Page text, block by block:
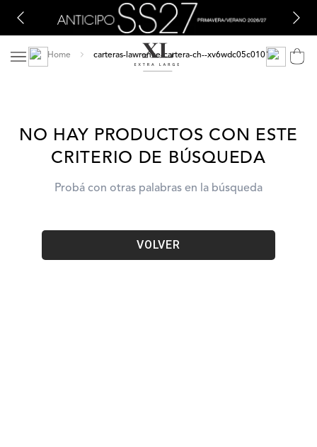
carteras-lawrence-cartera-ch--xv6wdc05c0101
NO HAY PRODUCTOS CON ESTE
CRITERIO DE BÚSQUEDA
Probá con otras palabras en la búsqueda
VOLVER